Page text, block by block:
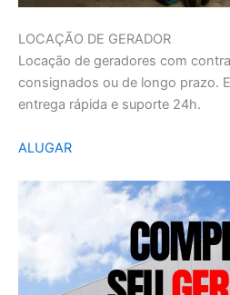
LOCAÇÃO DE GERADOR
Locação de geradores com
consignados ou de longo prazo.
entrega rápida e suporte 24h.
ALUGAR